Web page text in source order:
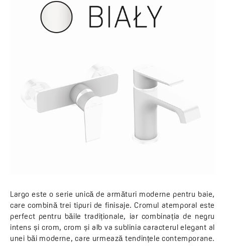
Largo este o serie unică de armături moderne pentru baie,
care combină trei tipuri de finisaje. Cromul atemporal este
perfect pentru băile tradiționale, iar combinația de negru
intens și crom, crom și alb va sublinia caracterul elegant al
unei băi moderne, care urmează tendințele contemporane.